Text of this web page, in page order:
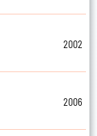
2002
2006